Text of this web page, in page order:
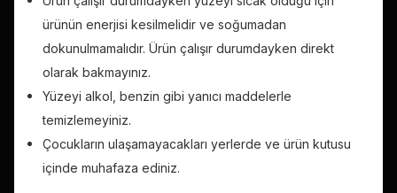
ürünün enerjisi kesilmelidir ve soğumadan
dokunulmamalıdır. Ürün çalışır durumdayken direkt
olarak bakmayınız.
Yüzeyi alkol, benzin gibi yanıcı maddelerle
temizlemeyiniz.
Çocukların ulaşamayacakları yerlerde ve ürün kutusu
içinde muhafaza ediniz.